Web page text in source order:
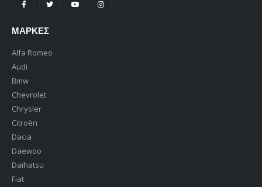
ΜΆΡΚΕΣ
Alfa Romeo
Audi
Bmw
Chevrolet
Chrysler
Citroën
Dacia
Daewoo
Daihatsu
Fiat